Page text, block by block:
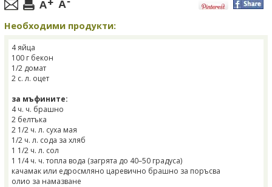
Необходими продукти:
4 яйца
100 г бекон
1/2 домат
2 с. л. оцет
за мъфините:
4 ч. ч. брашно
2 белтъка
2 1/2 ч. л. суха мая
1/2 ч. л. сода за хляб
1 1/2 ч. л. сол
1 1/4 ч. ч. топла вода (загрята до 40–50 градуса)
качамак или едросмляно царевично брашно за поръсва
олио за намазване